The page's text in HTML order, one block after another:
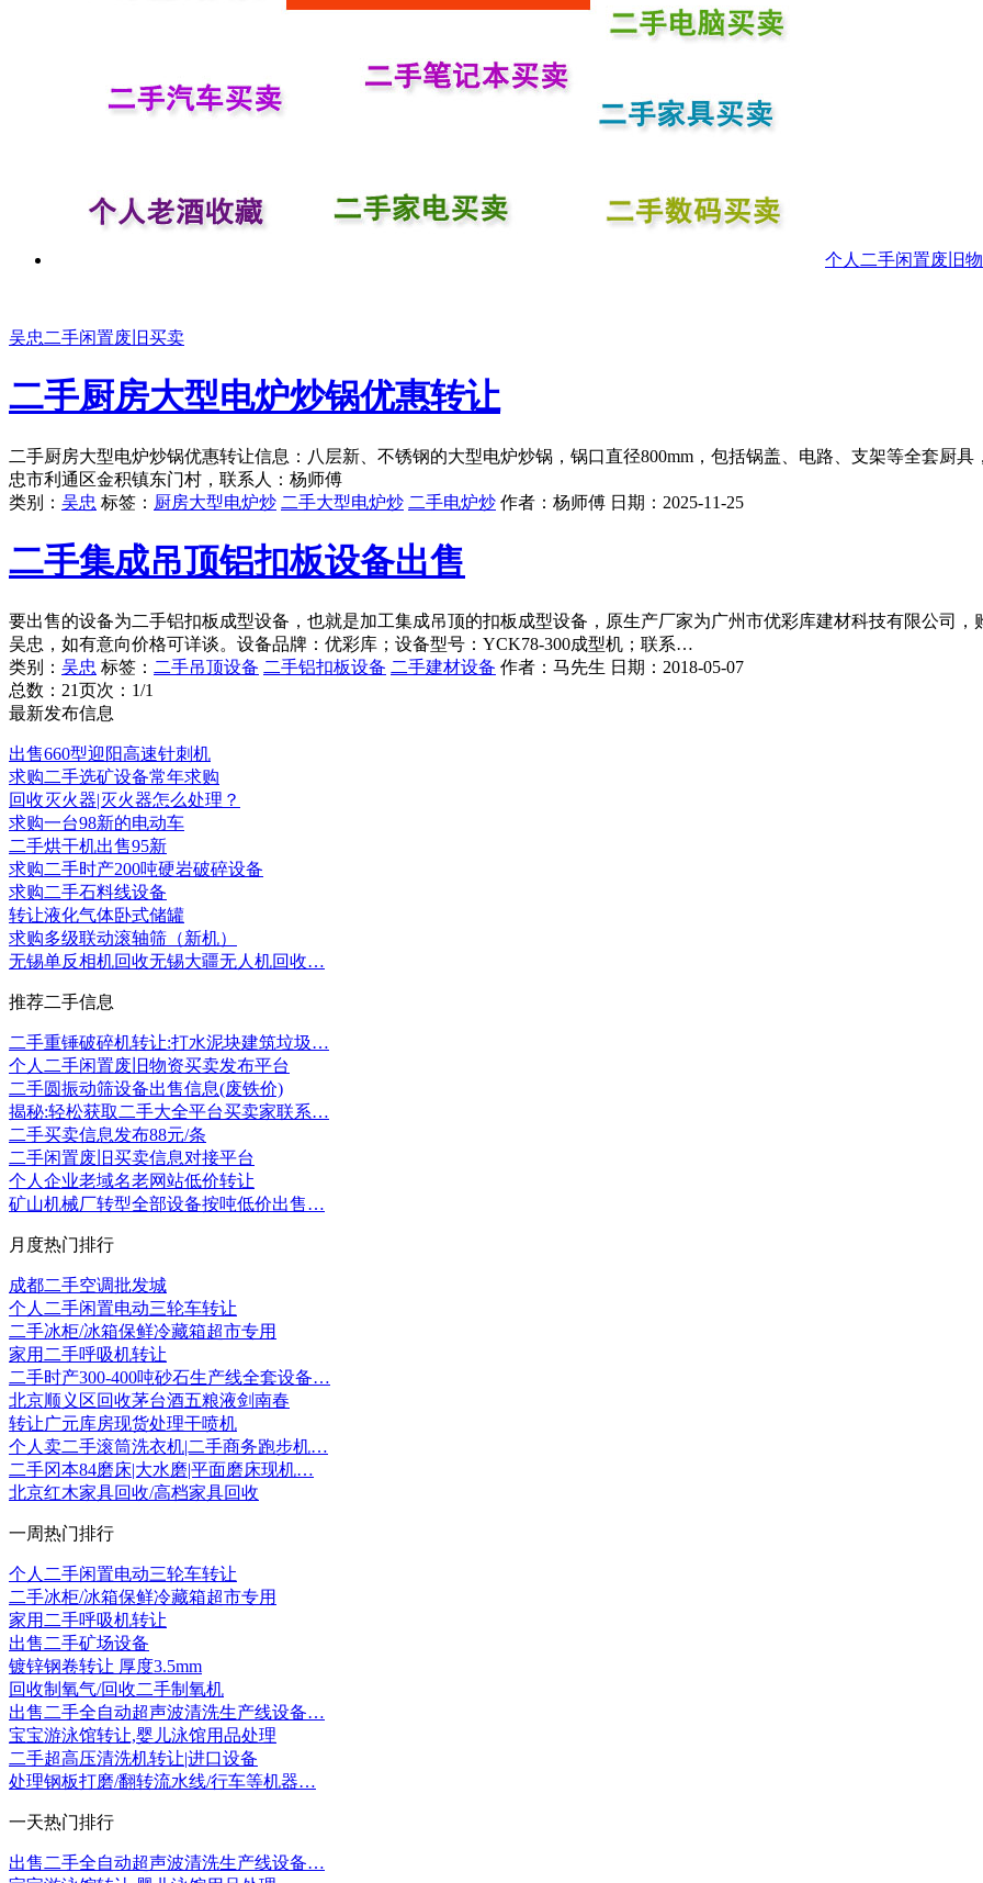
个人二手闲置废旧
吴忠二手闲置废旧买卖
二手厨房大型电炉炒锅优惠转让
二手厨房大型电炉炒锅优惠转让信息：八层新、不锈钢的大型电炉炒锅，锅口直径800mm，包括锅盖、电路、支架等全套厨
忠市利通区金积镇东门村，联系人：杨师傅
类别： 吴忠 标签： 厨房大型电炉炒 二手大型电炉炒 二手电炉炒 作者： 杨师傅 日期： 2025-11-25
二手集成吊顶铝扣板设备出售
要出售的设备为二手铝扣板成型设备，也就是加工集成吊顶的扣板成型设备，原生产厂家为广州市优彩库建材科技有限公司
吴忠，如有意向价格可详谈。设备品牌：优彩库；设备型号：YCK78-300成型机；联系…
类别： 吴忠 标签： 二手吊顶设备 二手铝扣板设备 二手建材设备 作者： 马先生 日期： 2018-05-07
总数：21页次：1/1
最新发布信息
出售660型迎阳高速针刺机
求购二手选矿设备常年求购
回收灭火器|灭火器怎么处理？
求购一台98新的电动车
二手烘干机出售95新
求购二手时产200吨硬岩破碎设备
求购二手石料线设备
转让液化气体卧式储罐
求购多级联动滚轴筛（新机）
无锡单反相机回收无锡大疆无人机回收…
推荐二手信息
二手重锤破碎机转让:打水泥块建筑垃圾…
个人二手闲置废旧物资买卖发布平台
二手圆振动筛设备出售信息(废铁价)
揭秘:轻松获取二手大全平台买卖家联系…
二手买卖信息发布88元/条
二手闲置废旧买卖信息对接平台
个人企业老域名老网站低价转让
矿山机械厂转型全部设备按吨低价出售…
月度热门排行
成都二手空调批发城
个人二手闲置电动三轮车转让
二手冰柜/冰箱保鲜冷藏箱超市专用
家用二手呼吸机转让
二手时产300-400吨砂石生产线全套设备…
北京顺义区回收茅台酒五粮液剑南春
转让广元库房现货处理干喷机
个人卖二手滚筒洗衣机|二手商务跑步机…
二手冈本84磨床|大水磨|平面磨床现机…
北京红木家具回收/高档家具回收
一周热门排行
个人二手闲置电动三轮车转让
二手冰柜/冰箱保鲜冷藏箱超市专用
家用二手呼吸机转让
出售二手矿场设备
镀锌钢卷转让 厚度3.5mm
回收制氧气/回收二手制氧机
出售二手全自动超声波清洗生产线设备…
宝宝游泳馆转让,婴儿泳馆用品处理
二手超高压清洗机转让|进口设备
处理钢板打磨/翻转流水线/行车等机器…
一天热门排行
出售二手全自动超声波清洗生产线设备…